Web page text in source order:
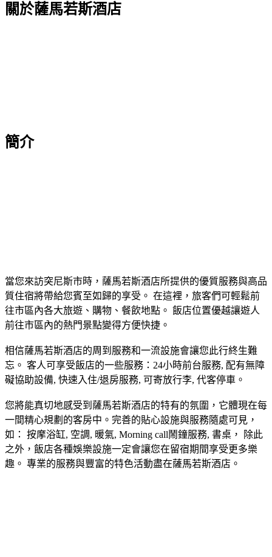
關於薩馬若斯酒店
簡介
當您來訪突尼斯市時，薩馬若斯酒店所提供的優質服務與高品
質住宿將帶給您賓至如歸的享受。 在這裡，旅客們可輕鬆前
往市區內各大旅遊、購物、餐飲地點。 飯店位置優越讓遊人
前往市區內的熱門景點變得方便快捷。
相信薩馬若斯酒店的周到服務和一流設施會讓您此行終生難
忘。 客人可享受飯店的一些服務：24小時前台服務, 配有無障
礙協助設備, 快速入住/退房服務, 可寄放行李, 代客停車。
您將能真切地感受到薩馬若斯酒店的特有的氛圍，它體現在每
一間精心規劃的客房中。完善的貼心設施與服務隨處可見，
如： 按摩浴缸, 空調, 暖氣, Morning call鬧鐘服務, 書桌， 除此
之外，飯店各種娛樂設施一定會讓您在留宿期間享受更多樂
趣。 專業的服務與豐富的特色活動盡在薩馬若斯酒店。